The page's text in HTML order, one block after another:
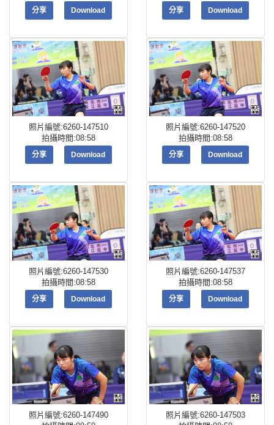
分享 Download 分享 Download
照片編號:6260-147510
拍攝時間:08:58
分享 Download
照片編號:6260-147520
拍攝時間:08:58
分享 Download
照片編號:6260-147530
拍攝時間:08:58
分享 Download
照片編號:6260-147537
拍攝時間:08:58
分享 Download
照片編號:6260-147490
照片編號:6260-147503